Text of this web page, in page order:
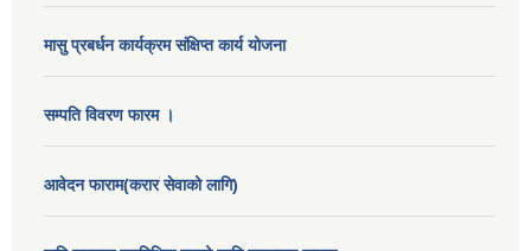
मासु प्रबर्धन कार्यक्रम संक्षिप्त कार्य योजना
सम्पति विवरण फारम ।
आवेदन फाराम(करार सेवाको लागि)